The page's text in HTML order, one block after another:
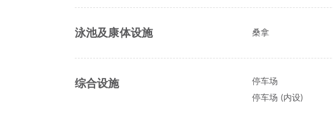
泳池及康体设施 桑拿
综合设施 停车场
停车场 (内设)